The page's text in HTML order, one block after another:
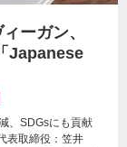
ーガン、
Japanese
、SDGsにも貢献
表取締役：笠井